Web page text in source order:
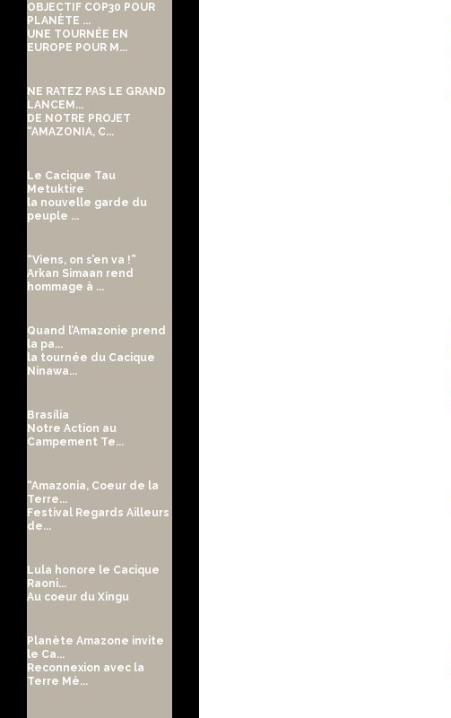
OBJECTIF COP30 POUR
PLANÈTE ...
UNE TOURNÉE EN
EUROPE POUR M...
NE RATEZ PAS LE GRAND
LANCEM...
DE NOTRE PROJET
“AMAZONIA, C...
Le Cacique Tau
Metuktire
la nouvelle garde du
peuple ...
“Viens, on s’en va !”
Arkan Simaan rend
hommage à ...
Quand l’Amazonie prend
la pa...
la tournée du Cacique
Ninawa...
Brasília
Notre Action au
Campement Te...
“Amazonia, Coeur de la
Terre...
Festival Regards Ailleurs
de...
Lula honore le Cacique
Raoni...
Au coeur du Xingu
Planète Amazone invite
le Ca...
Reconnexion avec la
Terre Mè...